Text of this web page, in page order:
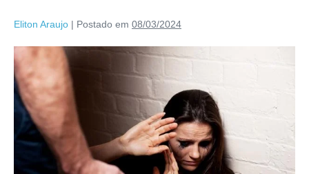
Eliton Araujo | Postado em 08/03/2024